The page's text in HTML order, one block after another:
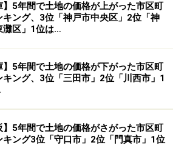
】5年間で土地の価格が上がった市区町
キング、3位「神戸市中央区」2位「神
灘区」1位は…
】5年間で土地の価格が下がった市区町
キング、3位「三田市」2位「川西市」1
】5年間で土地の価格がさがった市区町
キング3位「守口市」2位「門真市」1位